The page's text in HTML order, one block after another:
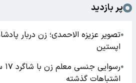
پر بازدید
●تصویر عزیزه الاحمدی؛ زن دربار
اپستین
●
اشتباهات گذشته